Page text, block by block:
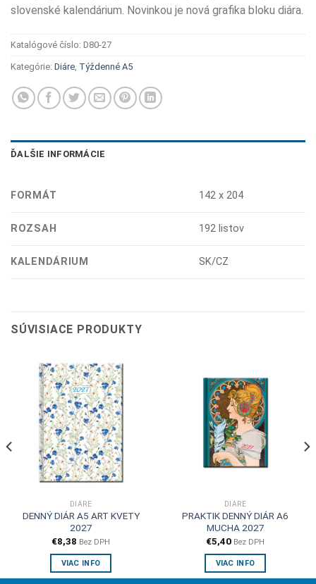
slovenské kalendárium. Novinkou je nová grafika bloku diára.
Katalógové číslo: D80-27
Kategórie: Diáre Týždenné A5
ĎALŠIE INFORMÁCIE
FORMÁT 142 x 204
ROZSAH 192 listov
KALENDÁRIUM SK/CZ
SÚVISIACE PRODUKTY
DIÁRE
DENNÝ DIÁR A5 ART KVETY
2027
€8,38 Bez DPH
VIAC INFO
DIÁRE
PRAKTIK DENNÝ DIÁR A6
MUCHA 2027
€5,40 Bez DPH
VIAC INFO